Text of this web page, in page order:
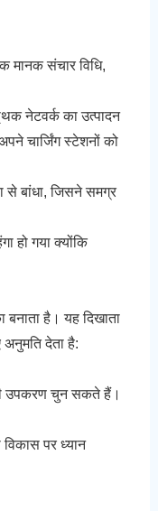
मानक संचार विधि,
नेटवर्क का उत्पादन
चार्जिंग स्टेशनों को
से बांधा, जिसने समग्र
हो गया क्योंकि
है। यह दिखाता
देता है:
उपकरण चुन सकते हैं।
पर ध्यान